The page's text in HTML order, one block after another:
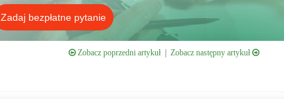
Zadaj bezpłatne pytanie
Zobacz poprzedni artykuł| Zobacz następny artykuł